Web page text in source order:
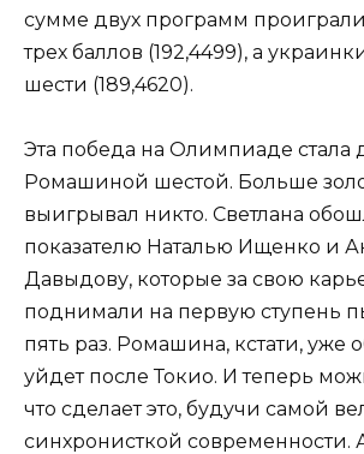
сумме двух программ
трех баллов (192,4499), а
шести (189,4620).
Эта победа на Олимпиаде стала
Ромашиной шестой. Больше
выигрывал никто. Светлана
показателю Наталью Ищенко и
Давыдову, которые за свою
поднимали на первую ступень
пять раз. Ромашина, кстати, уже
уйдет после Токио. И теперь
что сделает это, будучи самой
синхронисткой современности.